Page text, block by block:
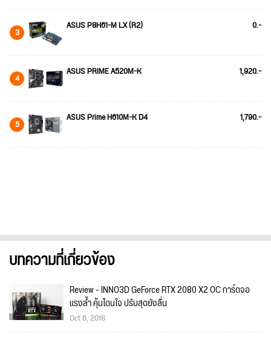
3 ASUS P8H61-M LX (R2) 0.-
4 ASUS PRIME A520M-K 1,920.-
5 ASUS Prime H610M-K D4 1,790.-
บทความที่เกี่ยวข้อง
Review - INNO3D GeForce RTX 2080 X2 OC การ์ดจอ
แรงล้ำ คุ้มโดนใจ ปรับสุดยังลื่น
Oct 6, 2018